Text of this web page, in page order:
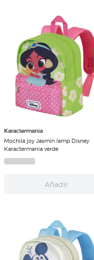
Karactermania
Mochila joy Jasmín lamp Disney
Karactermania verde
Añadir